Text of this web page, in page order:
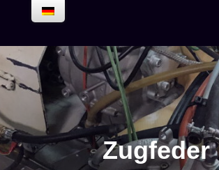
AirPlaneService
Zugfeder